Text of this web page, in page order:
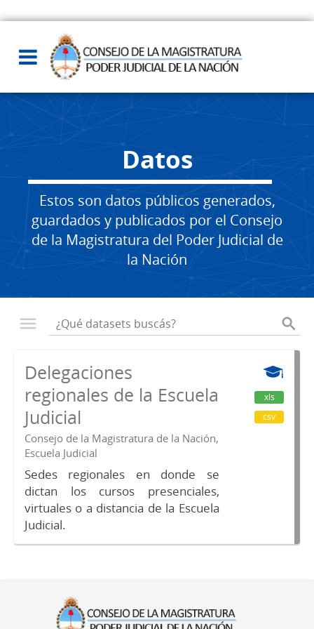
Datos
Estos son datos públicos generados,
guardados y publicados por el Consejo
de la Magistratura del Poder Judicial de
la Nación
Delegaciones
regionales de la Escuela
Judicial
Consejo de la Magistratura de la Nación,
Escuela Judicial
Sedes regionales en donde se
dictan los cursos presenciales,
virtuales o a distancia de la Escuela
Judicial.
xls
csv